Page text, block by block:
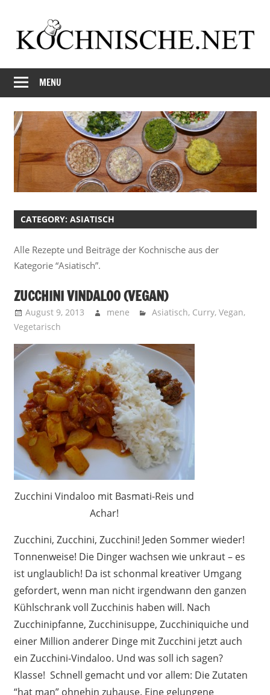
content
Kochnische.net
another
Foodblog
MENU
CATEGORY: ASIATISCH
Alle Rezepte und Beiträge der Kochnische aus der
Kategorie “Asiatisch”.
ZUCCHINI VINDALOO (VEGAN)
August 9, 2013 mene Asiatisch, Curry,Vegan,
Vegetarisch
Zucchini Vindaloo mit Basmati-Reis und
Achar!
Zucchini, Zucchini, Zucchini! Jeden Sommer wieder!
Tonnenweise! Die Dinger wachsen wie unkraut – es
ist unglaublich! Da ist schonmal kreativer Umgang
gefordert, wenn man nicht irgendwann den ganzen
Kühlschrank voll Zucchinis haben will. Nach
Zucchinipfanne, Zucchinisuppe, Zucchiniquiche und
einer Million anderer Dinge mit Zucchini jetzt auch
ein Zucchini-Vindaloo. Und was soll ich sagen?
Klasse! Schnell gemacht und vor allem: Die Zutaten
“hat man” ohnehin zuhause. Eine gelungene